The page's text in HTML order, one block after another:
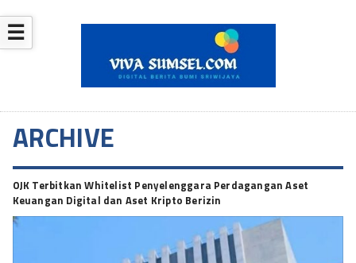
☰
ARCHIVE
OJK Terbitkan Whitelist Penyelenggara Perdagangan Aset
Keuangan Digital dan Aset Kripto Berizin